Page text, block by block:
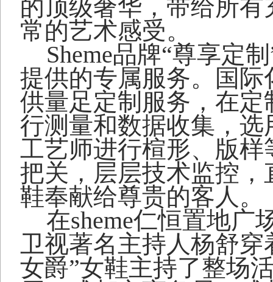
的顶级奢华，带给所
常的艺术感受。
Sheme品牌“尊享定
提供的专属服务。国
供量足定制服务，在
行测量和数据收集，
工艺师进行楦形、版
把关，层层技术监控
鞋奉献给尊贵的客人。
在sheme仁恒置地广
卫视著名主持人杨舒穿
女爵”女鞋主持了整场